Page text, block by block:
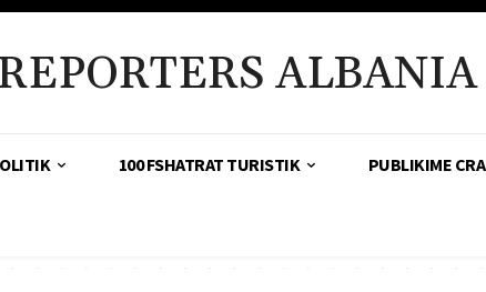
ALBANIA
100 FSHATRAT TURISTIK PUBLIKIME CRA